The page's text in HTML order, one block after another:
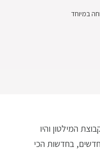
המילטון והיו
בחדשות הכי